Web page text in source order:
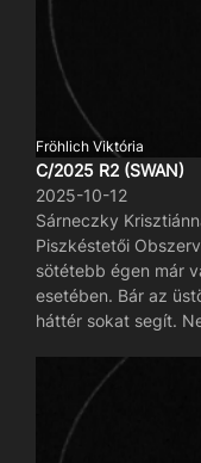
Fröhlich Viktória
C/2025 R2 (SWAN)
2025-10-12
Sárneczky
Piszkéstetői
sötétebb égen már
esetében. Bár az
háttér sokat segít.
magasság. Az
defókuszált,
kómája fodros,
nehezen